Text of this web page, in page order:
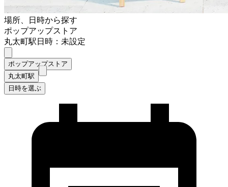
場所、日時から探す
ポップアップストア
丸太町駅日時：未設定
ポップアップストア
丸太町駅
日時を選ぶ